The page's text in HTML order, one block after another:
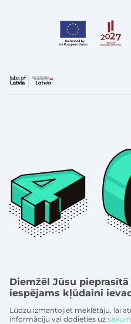
Diemžēl Jūsu
iespējams kļūdaini
Lūdzu izmantojiet meklētāju, lai
informāciju vai dodieties uz